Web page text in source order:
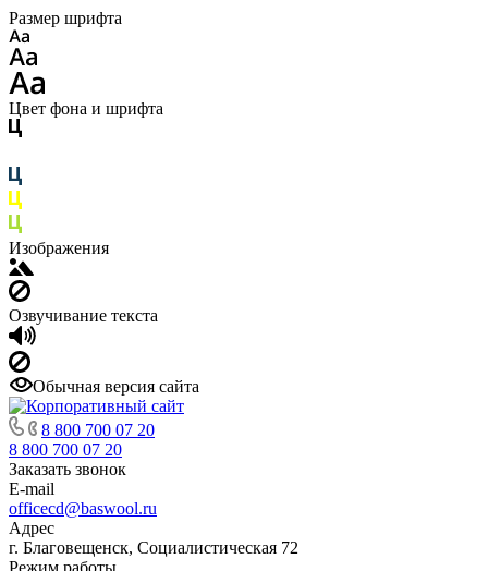
Размер шрифта
Цвет фона и шрифта
Изображения
Озвучивание текста
Обычная версия сайта
8 800 700 07 20
8 800 700 07 20
Заказать звонок
E-mail
officecd@baswool.ru
Адрес
г. Благовещенск, Социалистическая 72
Режим работы